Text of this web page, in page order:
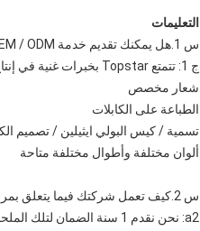
التعليمات
س 1.هل يمكنك تقديم خدمة OEM / ODM لكابلات تصحيح الألياف تلك؟
ج 1: تتمتع Topstar بخبرات غنية في إنتاج حالات OEM / ODM بسبب فريق البحث والتطوير المهني
شعار مخصص
الطباعة على الكابلات
تسمية / كيس البولي ايثيلين / تصميم
ألوان مختلفة وأطوال مختلفة متاحة
س 2.كيف تعمل شركتك فيما يتعلق بمراقبة الجودة؟
a2: نحن نقدم 1 سنة الضمان لتلك الملحقات الألياف ؛